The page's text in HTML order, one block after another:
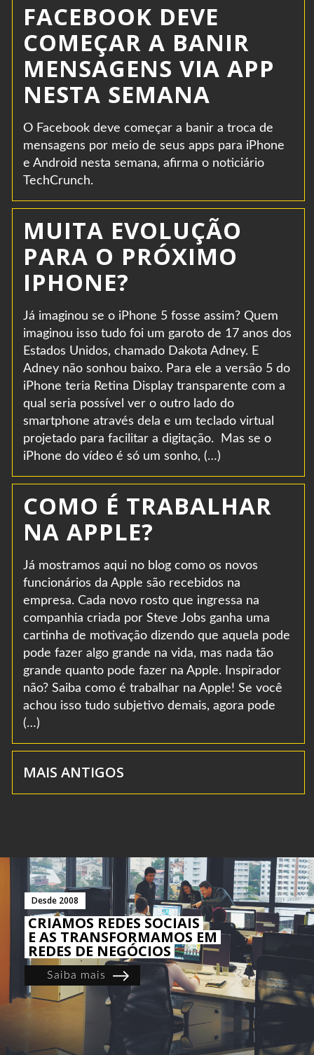
FACEBOOK DEVE
COMEÇAR A BANIR
MENSAGENS VIA APP
NESTA SEMANA
O Facebook deve começar a banir a troca de
mensagens por meio de seus apps para iPhone
e Android nesta semana, afirma o noticiário
TechCrunch.
MUITA EVOLUÇÃO
PARA O PRÓXIMO
IPHONE?
Já imaginou se o iPhone 5 fosse assim? Quem
imaginou isso tudo foi um garoto de 17 anos dos
Estados Unidos, chamado Dakota Adney. E
Adney não sonhou baixo. Para ele a versão 5 do
iPhone teria Retina Display transparente com a
qual seria possível ver o outro lado do
smartphone através dela e um teclado virtual
projetado para facilitar a digitação. Mas se o
iPhone do vídeo é só um sonho, (…)
COMO É TRABALHAR
NA APPLE?
Já mostramos aqui no blog como os novos
funcionários da Apple são recebidos na
empresa. Cada novo rosto que ingressa na
companhia criada por Steve Jobs ganha uma
cartinha de motivação dizendo que aquela pode
pode fazer algo grande na vida, mas nada tão
grande quanto pode fazer na Apple. Inspirador
não? Saiba como é trabalhar na Apple! Se você
achou isso tudo subjetivo demais, agora pode
(…)
MAIS ANTIGOS
Desde 2008
CRIAMOS REDES SOCIAIS
E AS TRANSFORMAMOS EM
REDES DE NEGÓCIOS
Saiba mais